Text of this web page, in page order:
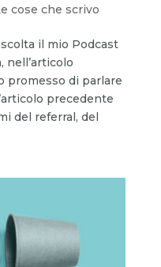
cose che scrivo
il mio Podcast
nell’articolo
promesso di parlare
precedente
del referral, del